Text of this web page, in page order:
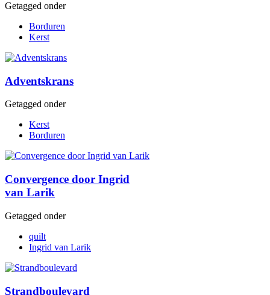
Getagged onder
Borduren
Kerst
Adventskrans
Getagged onder
Kerst
Borduren
Convergence door Ingrid
van Larik
Getagged onder
quilt
Ingrid van Larik
Strandboulevard